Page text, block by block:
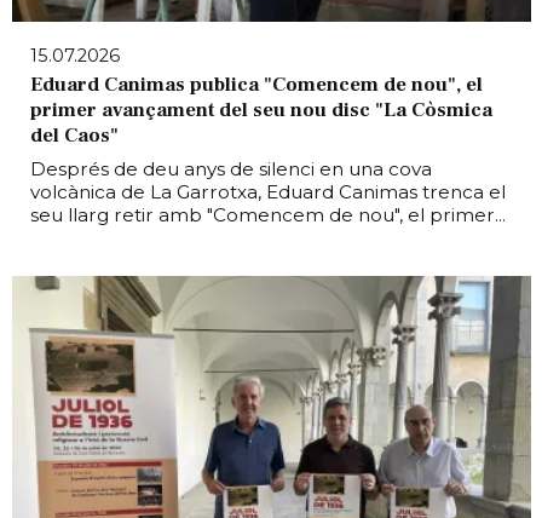
15.07.2026
Eduard Canimas publica "Comencem de nou", el
primer avançament del seu nou disc "La Còsmica
del Caos"
Després de deu anys de silenci en una cova
volcànica de La Garrotxa, Eduard Canimas trenca el
seu llarg retir amb "Comencem de nou", el primer...